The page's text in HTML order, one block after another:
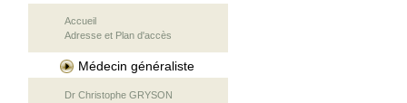
Accueil
Adresse et Plan d'accès
Médecin généraliste
Dr Christophe GRYSON